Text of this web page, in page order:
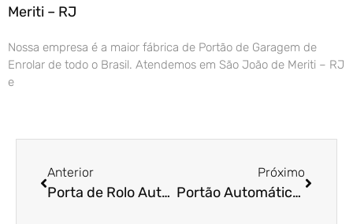
Meriti – RJ
Nossa empresa é a maior fábrica de Portão de Garagem de
Enrolar de todo o Brasil. Atendemos em São João de Meriti – RJ
e
Anterior
Porta de Rolo Automática em Mauá – SP
Próximo
Portão Automático de Enrolar em Palmas – TO